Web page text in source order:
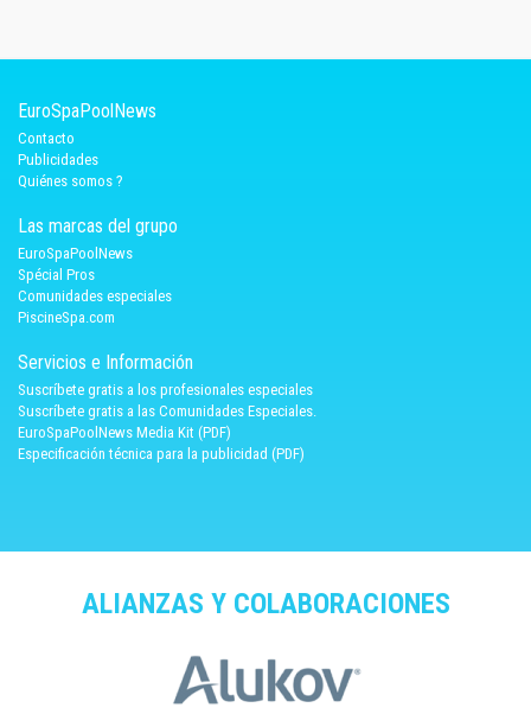
EuroSpaPoolNews
Contacto
Publicidades
Quiénes somos ?
Las marcas del grupo
EuroSpaPoolNews
Spécial Pros
Comunidades especiales
PiscineSpa.com
Servicios e Información
Suscríbete gratis a los profesionales especiales
Suscríbete gratis a las Comunidades Especiales.
EuroSpaPoolNews Media Kit (PDF)
Especificación técnica para la publicidad (PDF)
ALIANZAS Y COLABORACIONES